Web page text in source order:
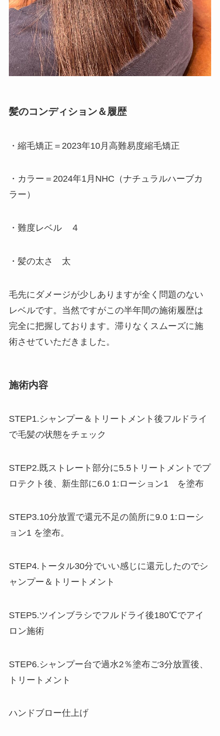
髪のコンディション＆履歴
・縮毛矯正＝2023年10月高難易度縮毛矯正
・カラー＝2024年1月NHC（ナチュラルハーブカ
ラー）
・難度レベル ４
・髪の太さ 太
毛先にダメージが少しありますが全く問題のない
レベルです。当然ですがこの半年間の施術履歴は
完全に把握しております。滞りなくスムーズに施
術させていただきました。
施術内容
STEP1.シャンプー＆トリートメント後フルドライ
で毛髪の状態をチェック
STEP2.既ストレート部分に5.5トリートメントでプ
ロテクト後、新生部に6.0 1:ローション1 を塗布
STEP3.10分放置で還元不足の箇所に9.0 1:ローシ
ョン1 を塗布。
STEP4.トータル30分でいい感じに還元したのでシ
ャンプー＆トリートメント
STEP5.ツインブラシでフルドライ後180℃でアイ
ロン施術
STEP6.シャンプー台で過水2％塗布ご3分放置後、
トリートメント
ハンドブロー仕上げ